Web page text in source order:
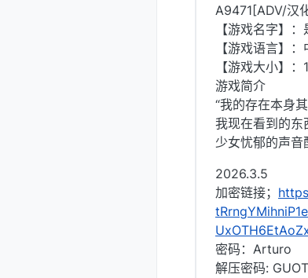
A9471[ADV/汉
【游戏名字】
【游戏语言】：
【游戏大小】：
游戏简介
“我的存在本身
我现在看到的东
少女忧郁的声音
2026.3.5
加密链接；
密码：Arturo
解压密码: